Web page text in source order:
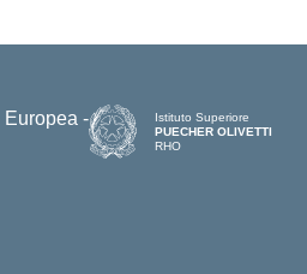
Istituto Superiore
PUECHER OLIVETTI
RHO